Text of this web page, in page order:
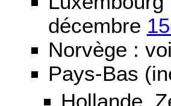
décembre
Norvège :
Pays-Bas
Hollande,